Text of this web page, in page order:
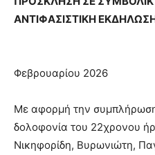
ΑΝΤΙΦΑΣΙΣΤΙΚΗ
Φεβρουαρίου 2026
Με αφορμή την
δολοφονία του 22χρονου
Νικηφορίδη, Βυρωνιώτη,